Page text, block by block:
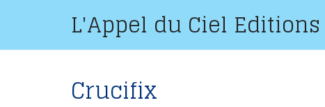
L'Appel du Ciel Editions
Crucifix